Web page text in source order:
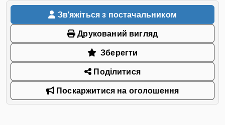
Звʼяжіться з постачальником
Друкований вигляд
Зберегти
Поділитися
Поскаржитися на оголошення